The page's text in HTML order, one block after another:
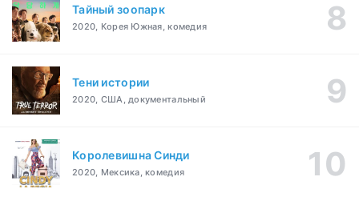
Тайный зоопарк
2020, Корея Южная, комедия
Тени истории
2020, США, документальный
Королевишна Синди
2020, Мексика, комедия